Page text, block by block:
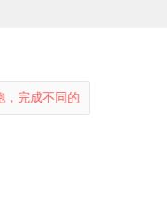
的竞速任务可以解锁